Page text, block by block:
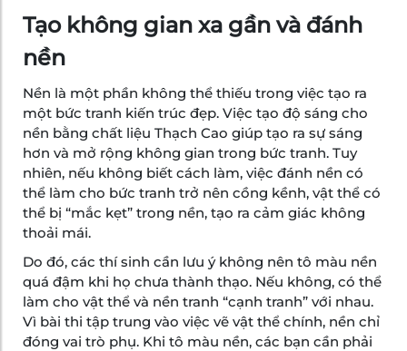
Tạo không gian xa gần và đánh
nền
Nền là một phần không thể thiếu trong việc tạo ra
một bức tranh kiến trúc đẹp. Việc tạo độ sáng cho
nền bằng chất liệu Thạch Cao giúp tạo ra sự sáng
hơn và mở rộng không gian trong bức tranh. Tuy
nhiên, nếu không biết cách làm, việc đánh nền có
thể làm cho bức tranh trở nên cồng kềnh, vật thể có
thể bị “mắc kẹt” trong nền, tạo ra cảm giác không
thoải mái.
Do đó, các thí sinh cần lưu ý không nên tô màu nền
quá đậm khi họ chưa thành thạo. Nếu không, có thể
làm cho vật thể và nền tranh “cạnh tranh” với nhau.
Vì bài thi tập trung vào việc vẽ vật thể chính, nền chỉ
đóng vai trò phụ. Khi tô màu nền, các bạn cần phải